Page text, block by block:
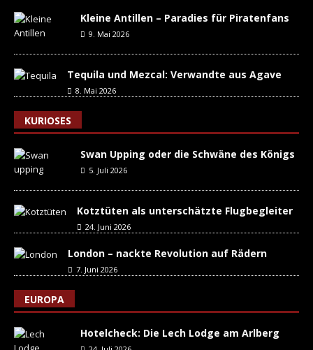
Kleine Antillen – Paradies für Piratenfans
9. Mai 2026
Tequila und Mezcal: Verwandte aus Agave
8. Mai 2026
KURIOSES
Swan Upping oder die Schwäne des Königs
5. Juli 2026
Kotztüten als unterschätzte Flugbegleiter
24. Juni 2026
London – nackte Revolution auf Rädern
7. Juni 2026
EUROPA
Hotelcheck: Die Lech Lodge am Arlberg